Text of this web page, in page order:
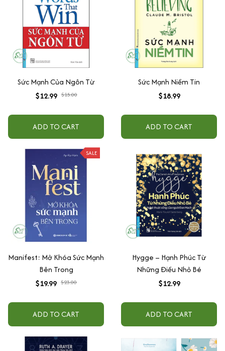
Sức Mạnh Của Ngôn Từ
$12.99 $15.00
ADD TO CART
Sức Mạnh Niềm Tin
$18.99
ADD TO CART
SALE
Manifest: Mở Khóa Sức Mạnh
Bên Trong
$19.99 $23.00
ADD TO CART
Hygge – Hạnh Phúc Từ
Những Điều Nhỏ Bé
$12.99
ADD TO CART